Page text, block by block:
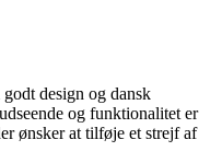
design og dansk
og funktionalitet er
ønsker at tilføje et strejf af